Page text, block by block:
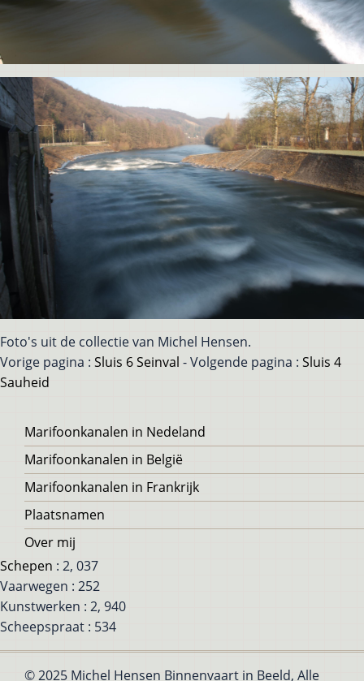
Foto's uit de collectie van Michel Hensen.
Vorige pagina : Sluis 6 Seinval - Volgende pagina : Sluis 4
Sauheid
Voet
Marifoonkanalen in Nedeland
Marifoonkanalen in België
Marifoonkanalen in Frankrijk
Plaatsnamen
Over mij
Schepen : 2, 037
Vaarwegen : 252
Kunstwerken : 2, 940
Scheepspraat : 534
© 2025 Michel Hensen Binnenvaart in Beeld, Alle